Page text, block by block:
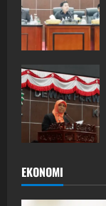
EKONOMI